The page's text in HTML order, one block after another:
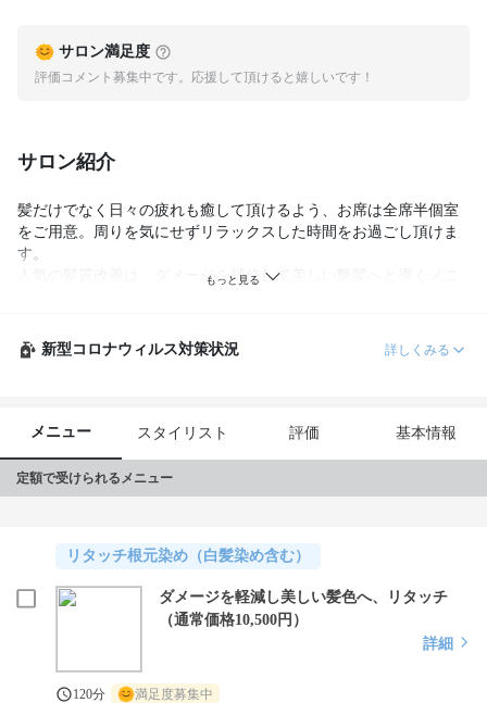
サロン満足度
評価コメント募集中です。応援して頂けると嬉しいです！
サロン紹介
髪だけでなく日々の疲れも癒して頂けるよう、お席は全席半個室
をご用意。周りを気にせずリラックスした時間をお過ごし頂けま
す。
人気の髪質改善は、ダメージを補修して美しい艶髪へと導くメニ
お客様一人ひとりのお悩みを解消するため、経験豊富なスタイリ
スト達が丁寧なカウンセリングと確かな技術で、納得のヘアスタ
新型コロナウィルス対策状況 詳しくみる
メニュー スタイリスト 評価 基本情報
定額で受けられるメニュー
リタッチ根元染め（白髪染め含む）
ダメージを軽減し美しい髪色へ、リタッチ
（通常価格10,500円）
詳細
120分 満足度募集中